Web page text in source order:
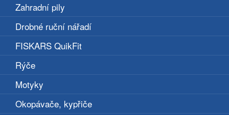
Zahradní pily
Drobné ruční nářadí
FISKARS QuikFit
Rýče
Motyky
Okopávače, kypřiče